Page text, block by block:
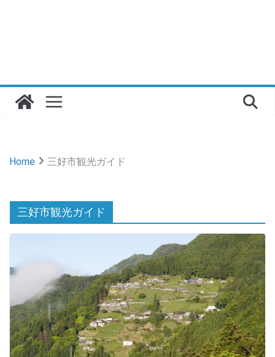
Home 三好市観光ガイド
三好市観光ガイド